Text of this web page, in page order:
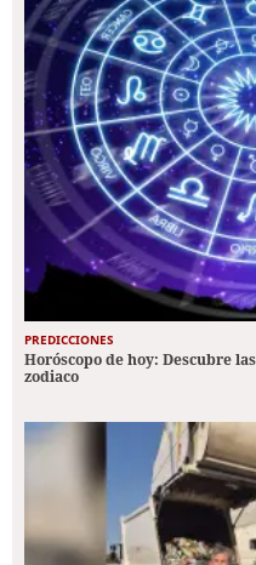
PREDICCIONES
Horóscopo de hoy: Descubre
zodiaco